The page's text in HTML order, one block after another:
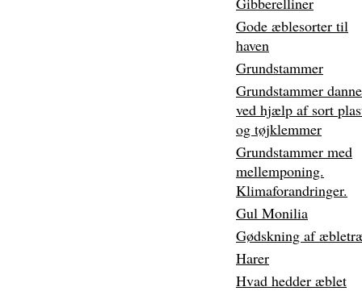
Gode æblesorter til
haven
Grundstammer
Grundstammer
ved hjælp af sort
og tøjklemmer
Grundstammer med
mellemponing.
Klimaforandringer.
Gul Monilia
Gødskning af
Harer
Hvad hedder æblet